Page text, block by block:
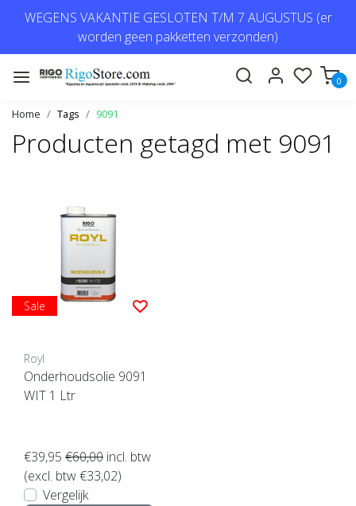
WEGENS VAKANTIE GESLOTEN T/M 7 AUGUSTUS (er
worden geen pakketten verzonden)
0
Home Tags 9091
Producten getagd met 9091
Sale
Royl
Onderhoudsolie 9091
WIT 1 Ltr
€39,95 €60,00 incl. btw
(excl. btw €33,02)
Vergelijk